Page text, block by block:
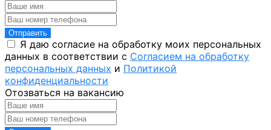
Отправить
Я даю согласие на обработку моих персональных
данных в соответствии с Согласием на обработку
персональных данных и Политикой
конфиденциальности
Отозваться на вакансию